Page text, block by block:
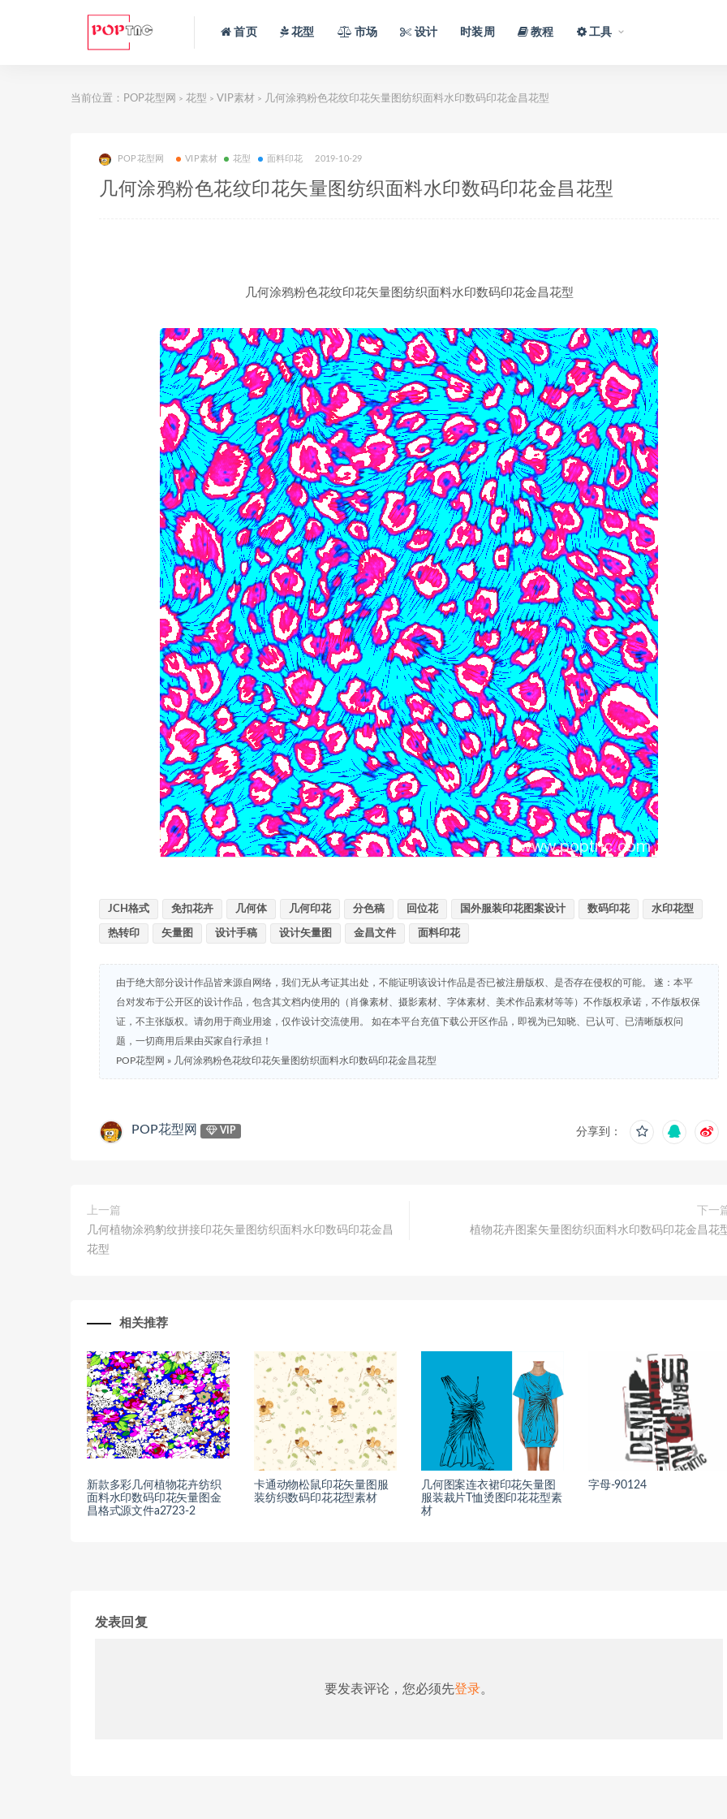
首页 花型 市场 设计 时装周 教程 工具
当前位置： POP花型网 > 花型 > VIP素材 > 几何涂鸦粉色花纹印花矢量图纺织面料水印数码印花金昌花型
POP花型网 VIP素材 花型 面料印花 2019-10-29
几何涂鸦粉色花纹印花矢量图纺织面料水印数码印花金昌花型
几何涂鸦粉色花纹印花矢量图纺织面料水印数码印花金昌花型
JCH格式 免扣花卉 几何体 几何印花 分色稿 回位花 国外服装印花图案设计 数码印花 水印花型
热转印 矢量图 设计手稿 设计矢量图 金昌文件 面料印花
由于绝大部分设计作品皆来源自网络，我们无从考证其出处，不能证明该设计作品是否已被注册版权、是否存在侵权的可能。 遂：本平
台对发布于公开区的设计作品，包含其文档内使用的（肖像素材、摄影素材、字体素材、美术作品素材等等）不作版权承诺，不作版权保
证，不主张版权。请勿用于商业用途，仅作设计交流使用。 如在本平台充值下载公开区作品，即视为已知晓、已认可、已清晰版权问
题，一切商用后果由买家自行承担！
POP花型网 » 几何涂鸦粉色花纹印花矢量图纺织面料水印数码印花金昌花型
POP花型网 VIP 分享到：
上一篇
几何植物涂鸦豹纹拼接印花矢量图纺织面料水印数码印花金昌
花型
下一
植物花卉图案矢量图纺织面料水印数码印花金昌花
相关推荐
新款多彩几何植物花卉纺织
面料水印数码印花矢量图金
昌格式源文件a2723-2
卡通动物松鼠印花矢量图服
装纺织数码印花花型素材
几何图案连衣裙印花矢量图
服装裁片T恤烫图印花花型素
材
字母-90124
发表回复
要发表评论，您必须先登录。